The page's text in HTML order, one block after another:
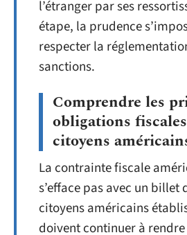
l’étranger par ses
étape, la prudence
respecter la
sanctions.
Comprendre les
obligations
citoyens
La contrainte fiscale
s’efface pas avec un billet
citoyens américains
doivent continuer à